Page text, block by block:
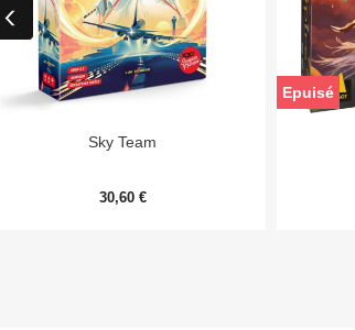
Aperçu rapide
Sky Team
30,60 €
Epuisé